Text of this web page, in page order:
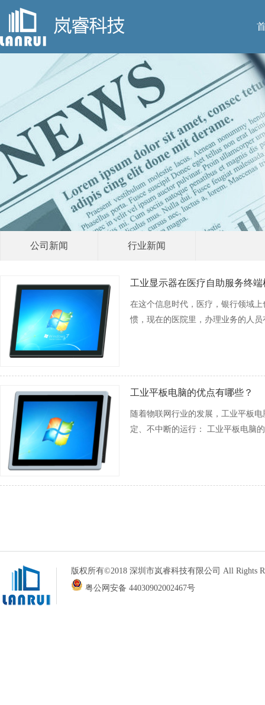
公司新闻 行业新闻
工业显示器在医疗自助服务终
在这个信息时代，医疗，银行领域
惯，现在的医院里，办理业务的人
工业平板电脑的优点有哪些？
随着物联网行业的发展，工业平板
定、不中断的运行： 工业平板电脑
版权所有©2018 深圳市岚睿科技有限公司 All Rights
粤公网安备 44030902002467号